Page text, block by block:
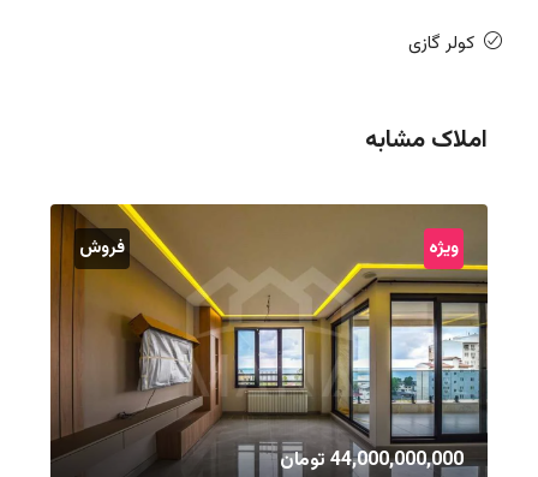
کولر گازی
املاک مشابه
ویژه فروش
44,000,000,000 تومان